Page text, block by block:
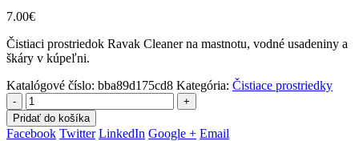
7.00€
Čistiaci prostriedok Ravak Cleaner na mastnotu, vodné usadeniny a
škáry v kúpeľni.
Katalógové číslo: bba89d175cd8 Kategória: Čistiace prostriedky
-
+
Pridať do košíka
Facebook Twitter LinkedIn Google + Email